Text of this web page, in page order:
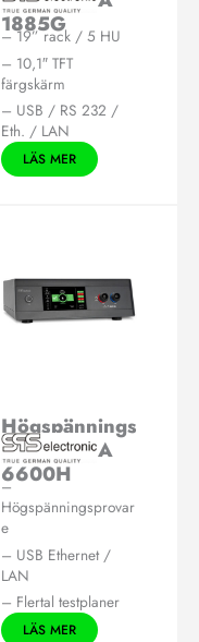
1885G
– 19” rack / 5 HU
– 10,1″ TFT
färgskärm
– USB / RS 232 /
Eth. / LAN
LÄS MER
Högspännings
provare HA
6600H
–
Högspänningsprovar
e
– USB Ethernet /
LAN
– Flertal testplaner
LÄS MER